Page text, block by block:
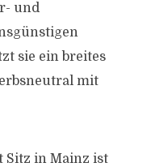
und
sie ein breites
mit
Sitz in Mainz ist